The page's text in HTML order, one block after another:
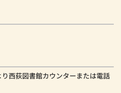
西荻図書館カウンターまたは電話